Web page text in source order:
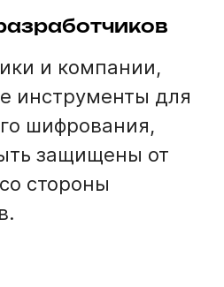
и компании,
инструменты для
шифрования,
защищены от
стороны